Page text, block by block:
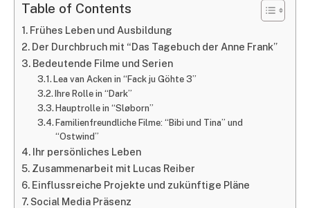
Table of Contents
Frühes Leben und Ausbildung
Der Durchbruch mit “Das Tagebuch der Anne Frank”
Bedeutende Filme und Serien
Lea van Acken in “Fack ju Göhte 3”
Ihre Rolle in “Dark”
Hauptrolle in “Sløborn”
Familienfreundliche Filme: “Bibi und Tina” und
“Ostwind”
Ihr persönliches Leben
Zusammenarbeit mit Lucas Reiber
Einflussreiche Projekte und zukünftige Pläne
Social Media Präsenz